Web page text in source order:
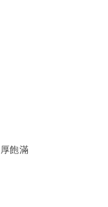
飽滿